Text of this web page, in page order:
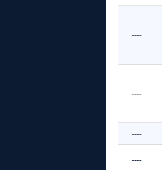
----
----
----
----